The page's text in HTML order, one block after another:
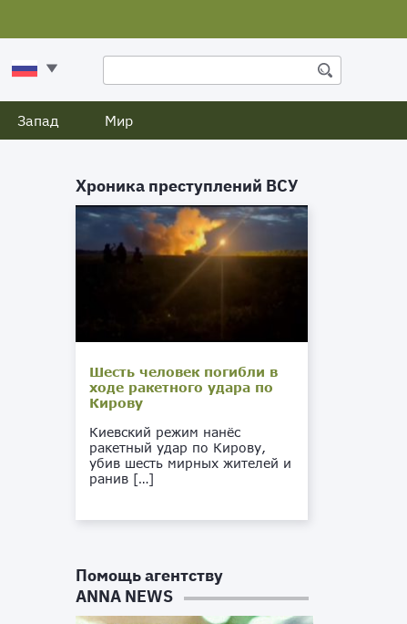
Запад Мир
Хроника преступлений ВСУ
Шесть человек погибли в
ходе ракетного удара по
Кирову
Киевский режим нанёс
ракетный удар по Кирову,
убив шесть мирных жителей и
ранив […]
Помощь агентству
ANNA NEWS